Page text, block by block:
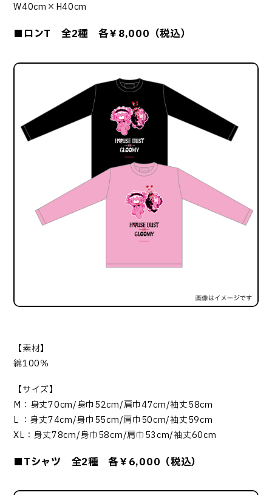
W40cm×H40cm
■ロンT 全2種 各￥8,000（税込）
【素材】
綿100％
【サイズ】
M：身丈70cm/身巾52cm/肩巾47cm/袖丈58cm
L ：身丈74cm/身巾55cm/肩巾50cm/袖丈59cm
XL：身丈78cm/身巾58cm/肩巾53cm/袖丈60cm
■Tシャツ 全2種 各￥6,000（税込）